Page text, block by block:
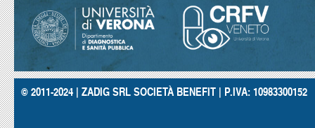
© 2011-2024 | ZADIG SRL SOCIETÀ BENEFIT | P.IVA: 10983300152